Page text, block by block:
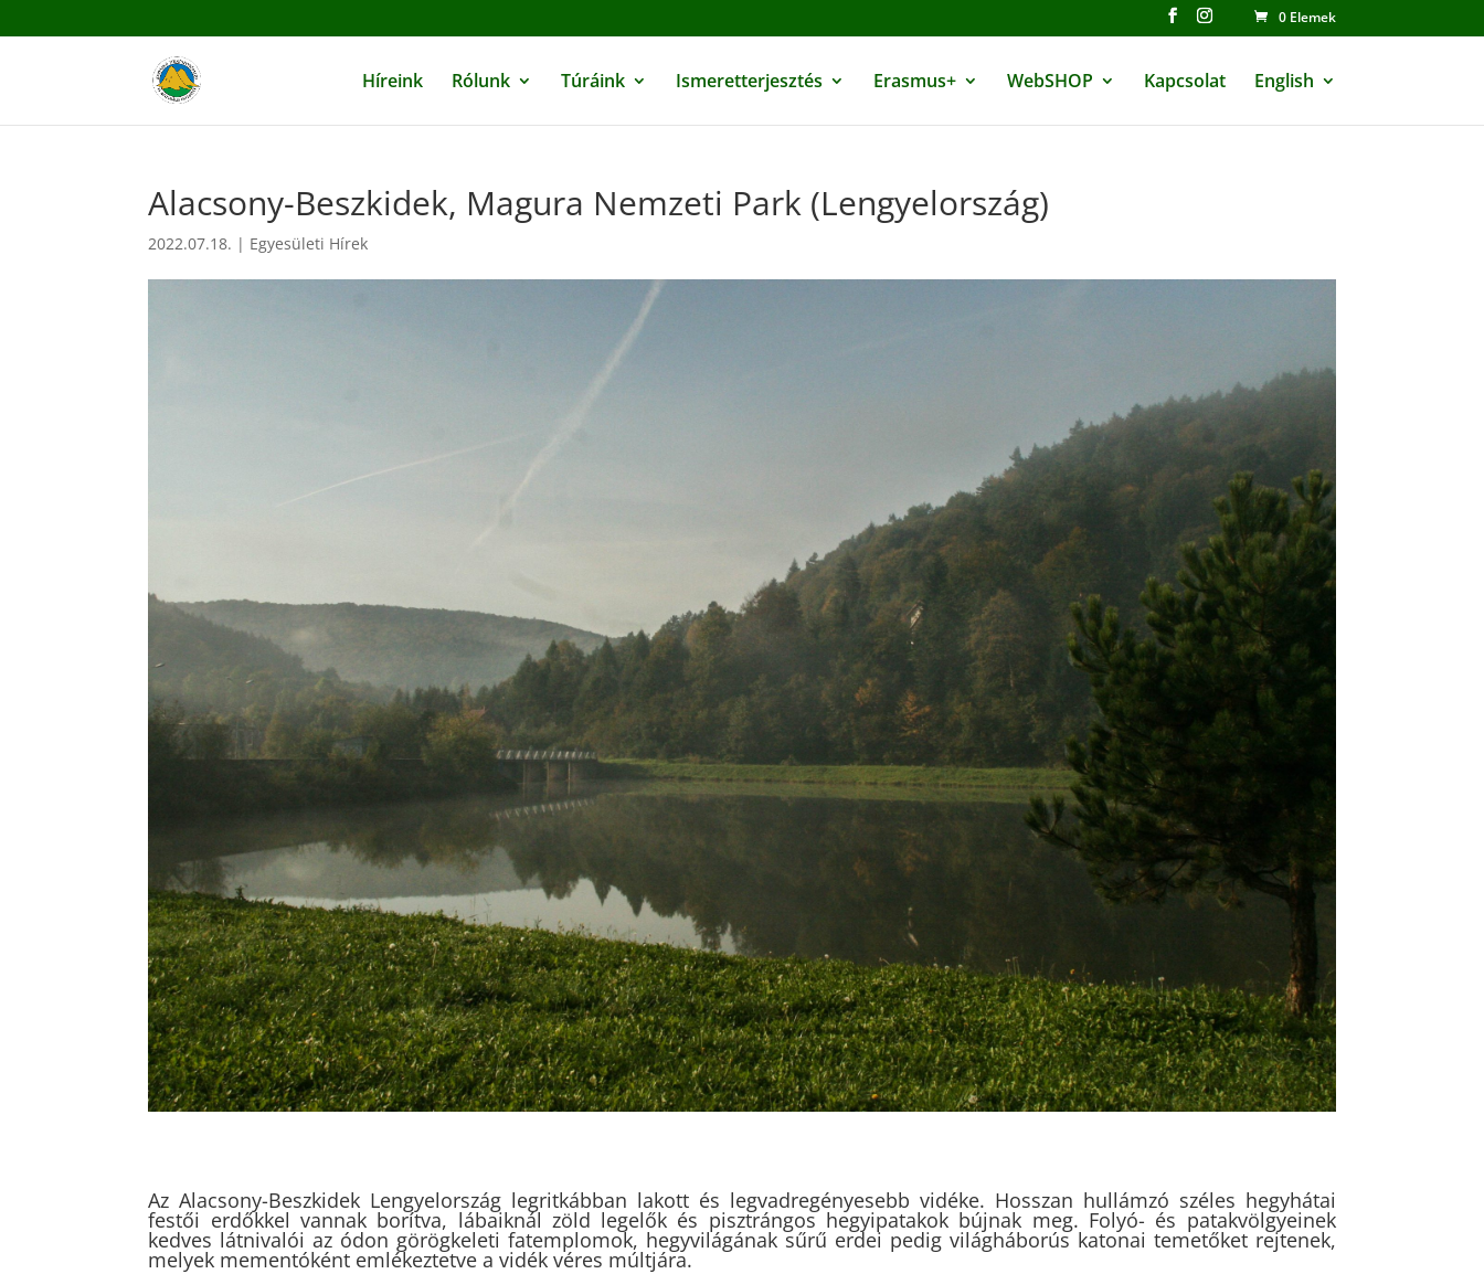
0 Elemek
Híreink Rólunk Túráink Ismeretterjesztés Erasmus+ WebSHOP Kapcsolat English
Alacsony-Beszkidek, Magura Nemzeti Park (Lengyelország)
2022.07.18. | Egyesületi Hírek
Az Alacsony-Beszkidek Lengyelország legritkábban lakott és legvadregényesebb vidéke. Hosszan hullámzó széles hegyhátai
festői erdőkkel vannak borítva, lábaiknál zöld legelők és pisztrángos hegyipatakok bújnak meg. Folyó- és patakvölgyeinek
kedves látnivalói az ódon görögkeleti fatemplomok, hegyvilágának sűrű erdei pedig világháborús katonai temetőket rejtenek,
melyek mementóként emlékeztetve a vidék véres múltjára.